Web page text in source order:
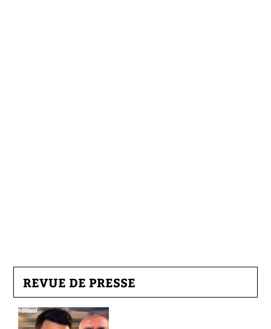
REVUE DE PRESSE